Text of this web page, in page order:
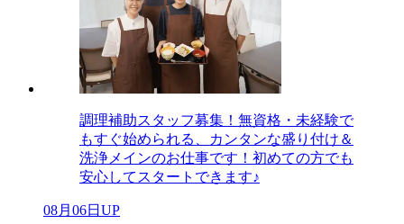
調理補助スタッフ募集！無資格・未経験で
もすぐ始められる、カンタンな盛り付け＆
洗浄メインのお仕事です！初めての方でも
安心してスタートできます♪
08月06日UP